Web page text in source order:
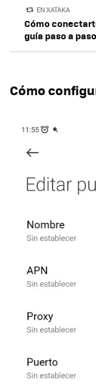
EN XATAKA
Cómo
guía paso a paso
Cómo